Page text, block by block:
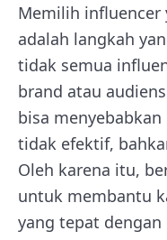
Memilih
adalah langkah
tidak semua
brand atau
bisa
tidak efektif,
Oleh karena itu,
untuk membantu
yang tepat